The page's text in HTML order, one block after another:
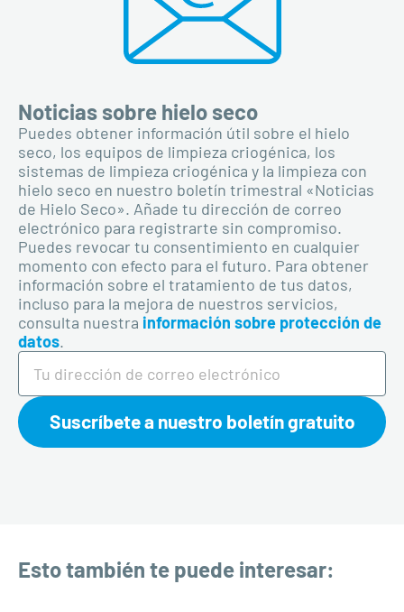
Noticias sobre hielo seco
Puedes obtener información útil sobre el hielo
seco, los equipos de limpieza criogénica, los
sistemas de limpieza criogénica y la limpieza con
hielo seco en nuestro boletín trimestral «Noticias
de Hielo Seco». Añade tu dirección de correo
electrónico para registrarte sin compromiso.
Puedes revocar tu consentimiento en cualquier
momento con efecto para el futuro. Para obtener
información sobre el tratamiento de tus datos,
incluso para la mejora de nuestros servicios,
consulta nuestra información sobre protección de
datos.
Suscríbete a nuestro boletín gratuito
Esto también te puede interesar: